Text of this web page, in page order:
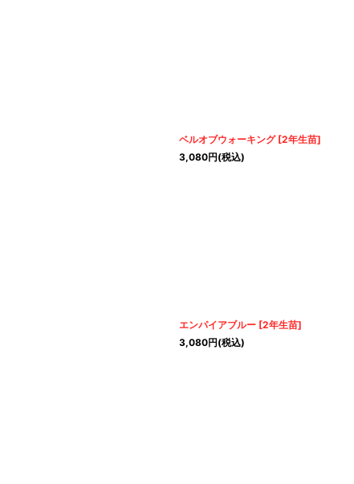
ベルオブウォーキング [2年生苗]
3,080円(税込)
エンパイアブルー [2年生苗]
3,080円(税込)